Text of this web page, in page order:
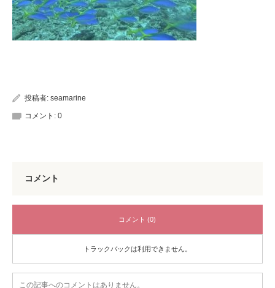
投稿者: seamarine
コメント: 0
コメント
コメント (0)
トラックバックは利用できません。
この記事へのコメントはありません。